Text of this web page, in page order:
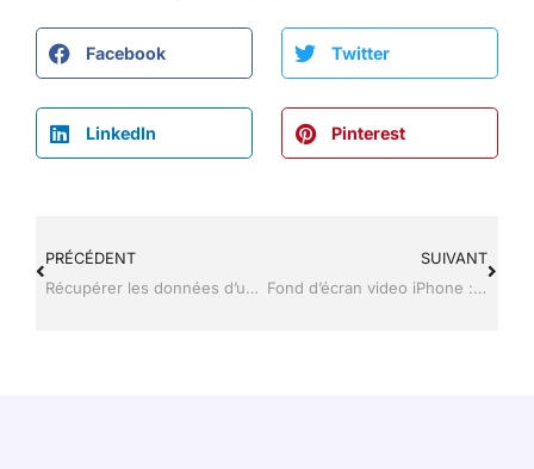
Facebook Twitter
LinkedIn Pinterest
PRÉCÉDENT
Récupérer les données d’un téléphone cassé : la méthode efficace pour tout retrouver
SUIVANT
Fond d’écran video iPhone : la méthode simple pour animer votre écran